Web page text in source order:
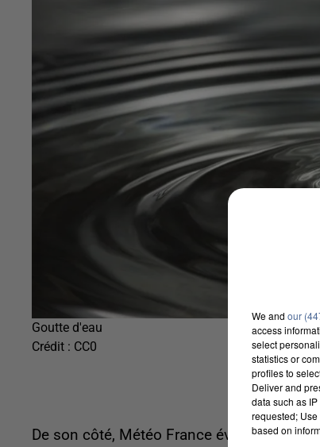
Goutte d'eau
Crédit : CC0
De son côté, Météo France évoque un
We and our
access
select
statistics or
profiles to
Deliver and
data such as
requested;
based on